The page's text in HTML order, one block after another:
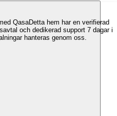
QasaDetta hem har en verifierad
och dedikerad support 7 dagar i
hanteras genom oss.